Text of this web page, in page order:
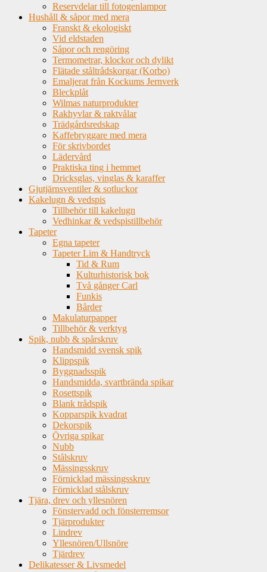
Reservdelar till fotogenlampor
Hushåll & såpor med mera
Franskt & ekologiskt
Vid eldstaden
Såpor och rengöring
Termometrar, klockor och dylikt
Flätade ståltrådskorgar (Korbo)
Emaljerat från Kockums Jernverk
Bleckplåt
Wilmas naturprodukter
Rakhyvlar & raktvålar
Trädgårdsredskap
Kaffebryggare med mera
För skrivbordet
Lädervård
Praktiska ting i hemmet
Dricksglas, vinglas & karaffer
Gjutjärnsventiler & sotluckor
Kakelugn & vedspis
Tillbehör till kakelugn
Vedhinkar & vedspistillbehör
Tapeter
Egna tapeter
Tapeter Lim & Handtryck
Tid & Rum
Kulturhistorisk bok
Två gånger Carl
Funkis
Bårder
Makulaturpapper
Tillbehör & verktyg
Spik, nubb & spårskruv
Handsmidd svensk spik
Klippspik
Byggnadsspik
Handsmidda, svartbrända spikar
Rosettspik
Blank trådspik
Kopparspik kvadrat
Dekorspik
Övriga spikar
Nubb
Stålskruv
Mässingsskruv
Förnicklad mässingsskruv
Förnicklad stålskruv
Tjära, drev och yllesnören
Fönstervadd och fönsterremsor
Tjärprodukter
Lindrev
Yllesnören/Ullsnöre
Tjärdrev
Delikatesser & Livsmedel